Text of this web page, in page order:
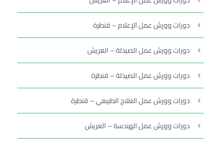
دورات وورش عمل الإعلام – قنطرة
دورات وورش عمل الصيدلة – العريش
دورات وورش عمل الصيدلة – قنطرة
دورات وورش عمل العلاج الطبيعي – قنطرة
دورات وورش عمل الهندسة – العريش